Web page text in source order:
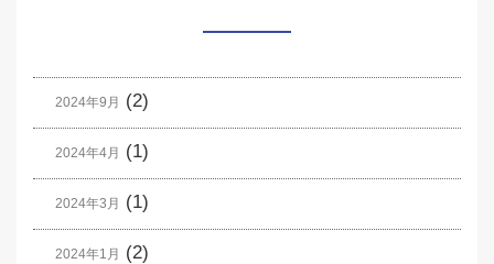
2024年9月 (2)
2024年4月 (1)
2024年3月 (1)
2024年1月 (2)